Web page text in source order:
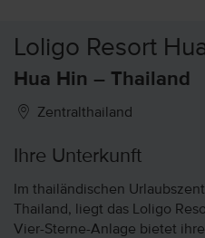
Loligo Resort
Hua Hin – Thailand
Zentralthailand
Ihre Unterkunft
Im thailändischen
Thailand, liegt das Loligo
Vier-Sterne-Anlage bietet